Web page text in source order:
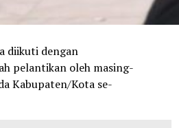
diikuti dengan
pelantikan oleh masing-
Kabupaten/Kota se-